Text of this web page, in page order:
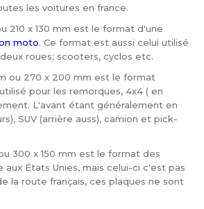
les voitures en france.
210 x 130 mm est le format d'une
moto. Ce format est aussi celui utilisé
roues; scooters, cyclos etc.
ou 270 x 200 mm est le format
pour les remorques, 4x4 ( en
L'avant étant généralement en
SUV (arrière auss), camion et pick-
300 x 150 mm est le format des
aux États Unies, mais celui-ci c'est pas
la route français, ces plaques ne sont